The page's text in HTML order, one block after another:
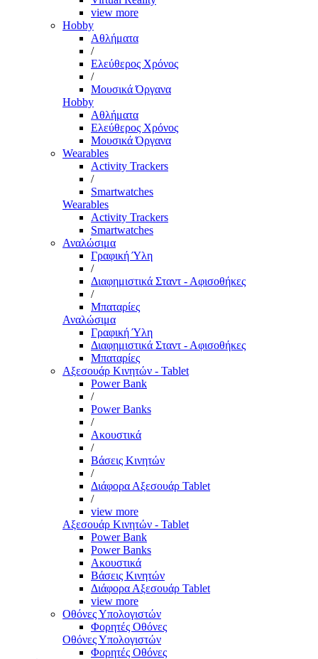
view more
Hobby
Αθλήματα
/
Ελεύθερος Χρόνος
/
Μουσικά Όργανα
Hobby
Αθλήματα
Ελεύθερος Χρόνος
Μουσικά Όργανα
Wearables
Activity Trackers
/
Smartwatches
Wearables
Activity Trackers
Smartwatches
Αναλώσιμα
Γραφική Ύλη
/
Διαφημιστικά Σταντ - Αφισοθήκες
/
Μπαταρίες
Αναλώσιμα
Γραφική Ύλη
Διαφημιστικά Σταντ - Αφισοθήκες
Μπαταρίες
Αξεσουάρ Κινητών - Tablet
Power Bank
/
Power Banks
/
Ακουστικά
/
Βάσεις Κινητών
/
Διάφορα Αξεσουάρ Tablet
/
view more
Αξεσουάρ Κινητών - Tablet
Power Bank
Power Banks
Ακουστικά
Βάσεις Κινητών
Διάφορα Αξεσουάρ Tablet
view more
Οθόνες Υπολογιστών
Φορητές Οθόνες
Οθόνες Υπολογιστών
Φορητές Οθόνες